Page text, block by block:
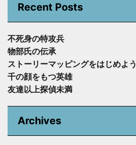
Recent Posts
不死身の特攻兵
物部氏の伝承
ストーリーマッピングをはじめよう
千の顔をもつ英雄
友達以上探偵未満
Archives